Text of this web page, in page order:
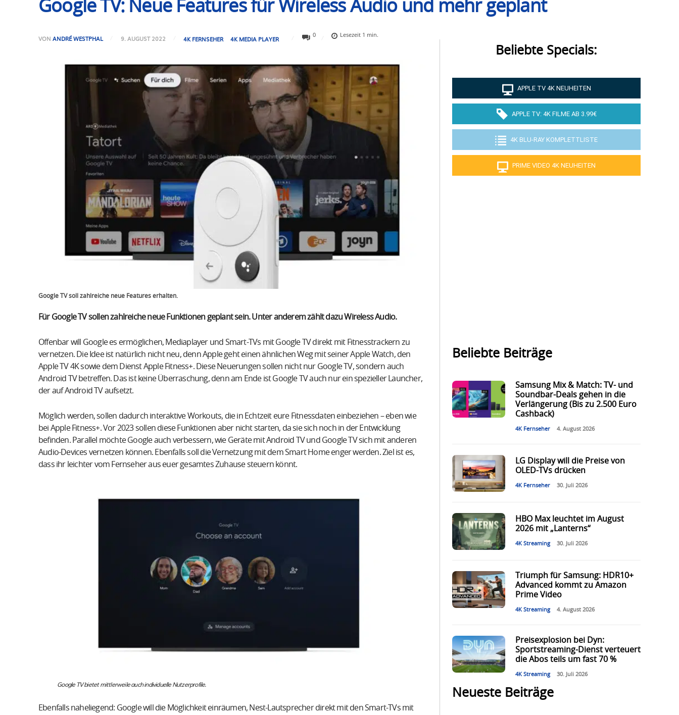
Google TV: Neue Features für Wireless Audio und mehr geplant
VON ANDRÉ WESTPHAL 9. AUGUST 2022 4K FERNSEHER 4K MEDIA PLAYER
0 Lesezeit 1 min.
Google TV soll zahlreiche neue Features erhalten.
Für Google TV sollen zahlreiche neue Funktionen geplant sein. Unter anderem zählt dazu Wireless Audio.
Offenbar will Google es ermöglichen, Mediaplayer und Smart-TVs mit Google TV direkt mit Fitnesstrackern zu
vernetzen. Die Idee ist natürlich nicht neu, denn Apple geht einen ähnlichen Weg mit seiner Apple Watch, den
Apple TV 4K sowie dem Dienst Apple Fitness+. Diese Neuerungen sollen nicht nur Google TV, sondern auch
Android TV betreffen. Das ist keine Überraschung, denn am Ende ist Google TV auch nur ein spezieller Launcher,
der auf Android TV aufsetzt.
Möglich werden, sollen dadurch interaktive Workouts, die in Echtzeit eure Fitnessdaten einbeziehen – eben wie
bei Apple Fitness+. Vor 2023 sollen diese Funktionen aber nicht starten, da sie sich noch in der Entwicklung
befinden. Parallel möchte Google auch verbessern, wie Geräte mit Android TV und Google TV sich mit anderen
Audio-Devices vernetzen können. Ebenfalls soll die Vernetzung mit dem Smart Home enger werden. Ziel ist es,
dass ihr leichter vom Fernseher aus euer gesamtes Zuhause steuern könnt.
Google TV bietet mittlerweile auch individuelle Nutzerprofile.
Ebenfalls naheliegend: Google will die Möglichkeit einräumen, Nest-Lautsprecher direkt mit den Smart-TVs mit
Beliebte Specials:
APPLE TV 4K NEUHEITEN
APPLE TV: 4K FILME AB 3.99€
4K BLU-RAY KOMPLETTLISTE
PRIME VIDEO 4K NEUHEITEN
Beliebte Beiträge
Samsung Mix & Match: TV- und
Soundbar-Deals gehen in die
Verlängerung (Bis zu 2.500 Euro
Cashback)
4K Fernseher 4. August 2026
LG Display will die Preise von
OLED-TVs drücken
4K Fernseher 30. Juli 2026
HBO Max leuchtet im August
2026 mit „Lanterns“
4K Streaming 30. Juli 2026
Triumph für Samsung: HDR10+
Advanced kommt zu Amazon
Prime Video
4K Streaming 4. August 2026
Preisexplosion bei Dyn:
Sportstreaming-Dienst verteuert
die Abos teils um fast 70 %
4K Streaming 30. Juli 2026
Neueste Beiträge